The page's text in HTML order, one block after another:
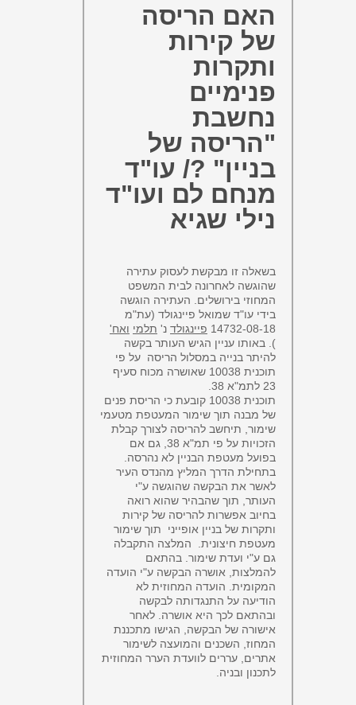
האם הריסה
של קירות
ותקרות
פנימיים
נחשבת
"הריסה של
בניין" ?/ עו"ד
מנחם לם ועו"ד
נילי שגיא
בשאלה זו מבקשת לעסוק עתירה
שהוגשה לאחרונה לבית המשפט
המחוזי בירושלים. העתירה הוגשה
בידי עו"ד שמואל פיינגולד (עת"מ
14732-08-18 פיינגולד נ' תלמי ואח'
). באותו עניין הגיש העותר בקשה
להיתר בנייה במסלול הריסה על פי
תוכנית 10038 שאושרה מכוח סעיף
23 לתמ"א 38.
תוכנית 10038 קובעת כי הריסת פנים
של מבנה תוך שימור המעטפת מטעמי
שימור, תיחשב להריסה לצורך קבלת
הזכויות על פי תמ"א 38, גם אם
בפועל מעטפת הבניין לא נהרסה.
בתחילת הדרך המליץ מהנדס העיר
לאשר את הבקשה שהוגשה ע"י
העותר, תוך שהבהיר שהוא רואה
בחיוב אפשרות להריסה של קירות
ותקרות של בניין אופייני תוך שימור
מעטפת חיצונית. המלצה התקבלה
גם ע"י ועדת שימור. בהתאם
להמלצות, אושרה הבקשה ע"י הועדה
המקומית. הועדה המחוזית לא
הודיעה על התנגדותה לבקשה
ובהתאם לכך היא אושרה. לאחר
אישורה של הבקשה, הגישו מתכננת
המחוז, השכנים והמועצה לשימור
אתרים, עררים לוועדת הערר המחוזית
לתכנון ובניה.